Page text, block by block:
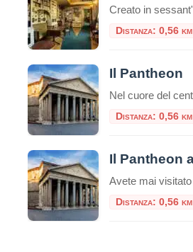
Distanza: 0,56 km
Il Pantheon
Distanza: 0,56 km
Distanza: 0,56 km